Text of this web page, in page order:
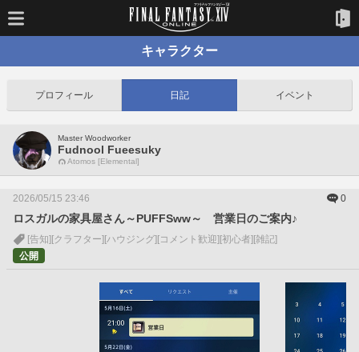
キャラクター
プロフィール 日記 イベント
Master Woodworker
Fudnool Fueesuky
Atomos [Elemental]
2026/05/15 23:46 0
ロスガルの家具屋さん～PUFFSww～ 営業日のご案内♪
[告知] [クラフター] [ハウジング] [コメント歓迎] [初心者] [雑記]
公開